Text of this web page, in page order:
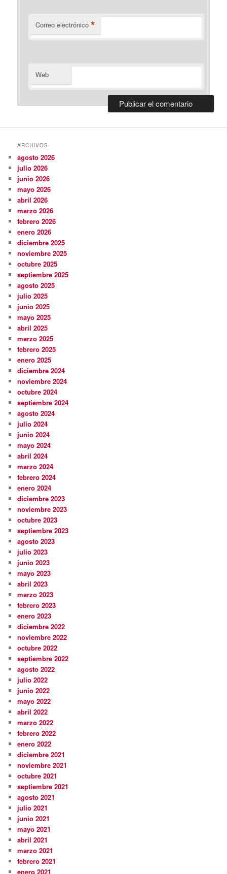
Correo electrónico *
Web
ARCHIVOS
agosto 2026
julio 2026
junio 2026
mayo 2026
abril 2026
marzo 2026
febrero 2026
enero 2026
diciembre 2025
noviembre 2025
octubre 2025
septiembre 2025
agosto 2025
julio 2025
junio 2025
mayo 2025
abril 2025
marzo 2025
febrero 2025
enero 2025
diciembre 2024
noviembre 2024
octubre 2024
septiembre 2024
agosto 2024
julio 2024
junio 2024
mayo 2024
abril 2024
marzo 2024
febrero 2024
enero 2024
diciembre 2023
noviembre 2023
octubre 2023
septiembre 2023
agosto 2023
julio 2023
junio 2023
mayo 2023
abril 2023
marzo 2023
febrero 2023
enero 2023
diciembre 2022
noviembre 2022
octubre 2022
septiembre 2022
agosto 2022
julio 2022
junio 2022
mayo 2022
abril 2022
marzo 2022
febrero 2022
enero 2022
diciembre 2021
noviembre 2021
octubre 2021
septiembre 2021
agosto 2021
julio 2021
junio 2021
mayo 2021
abril 2021
marzo 2021
febrero 2021
enero 2021